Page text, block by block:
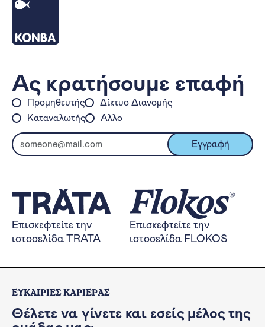
Αρχική
Ας κρατήσουμε επαφή
Προμηθευτής
Δίκτυο Διανομής
Καταναλωτής
Άλλο
Ηλεκτρονικό Ταχυδρομείο:
Εγγραφή
Επισκεφτείτε την ιστοσελίδα
Επισκεφτείτε την
ιστοσελίδα TRATA
Επισκεφτείτε την
Επισκεφτείτε την
ιστοσελίδα FLOKOS
ΕΥΚΑΙΡΙΕΣ ΚΑΡΙΕΡΑΣ
Θέλετε να γίνετε και εσείς μέλος της